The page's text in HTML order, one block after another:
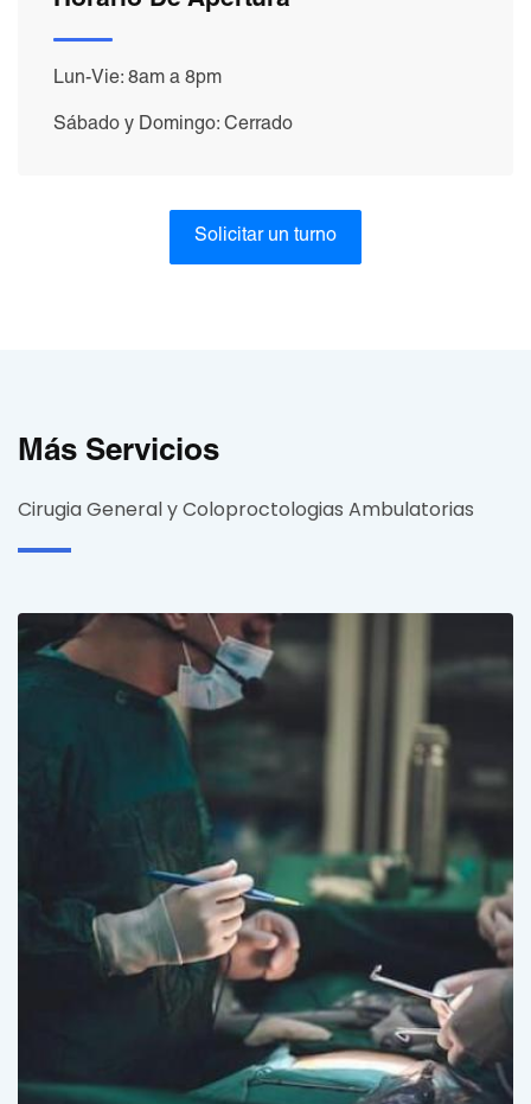
Lun-Vie: 8am a 8pm
Sábado y Domingo: Cerrado
Solicitar un turno
Más Servicios
Cirugia General y Coloproctologias Ambulatorias